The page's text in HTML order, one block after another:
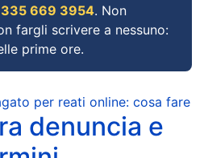
669 3954. Non
fargli scrivere a nessuno:
prime ore.
per reati online: cosa fare
denuncia e